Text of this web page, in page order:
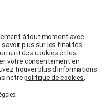
et de vente